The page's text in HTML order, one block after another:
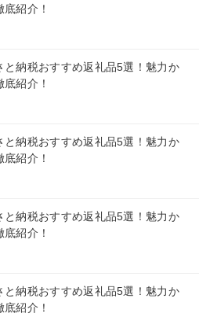
紹介！
と納税おすすめ返礼品5選！魅力か
紹介！
と納税おすすめ返礼品5選！魅力か
紹介！
と納税おすすめ返礼品5選！魅力か
紹介！
と納税おすすめ返礼品5選！魅力か
紹介！